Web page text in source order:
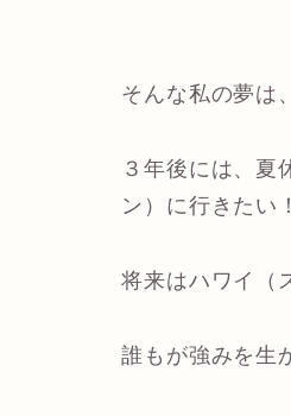
そんな私の夢は、
３年後には、夏
ン）に行きたい！
将来はハワイ（
誰もが強みを生